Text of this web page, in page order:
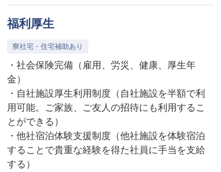
福利厚生
寮社宅・住宅補助あり
・社会保険完備（雇用、労災、健康、厚生年
金）
・自社施設厚生利用制度（自社施設を半額で利
用可能。ご家族、ご友人の招待にも利用するこ
とができる）
・他社宿泊体験支援制度（他社施設を体験宿泊
することで貴重な経験を得た社員に手当を支給
する）